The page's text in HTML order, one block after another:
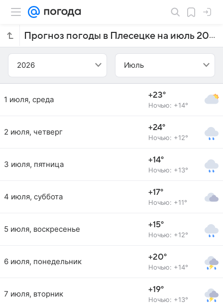
Прогноз погоды в Плесецке на июль 2026 года
2026 Июль
1 июля, среда +23°
Ночью: +14°
2 июля, четверг +24°
Ночью: +12°
3 июля, пятница +14°
Ночью: +13°
4 июля, суббота +17°
Ночью: +11°
5 июля, воскресенье +15°
Ночью: +12°
6 июля, понедельник +20°
Ночью: +14°
7 июля, вторник +19°
Ночью: +13°